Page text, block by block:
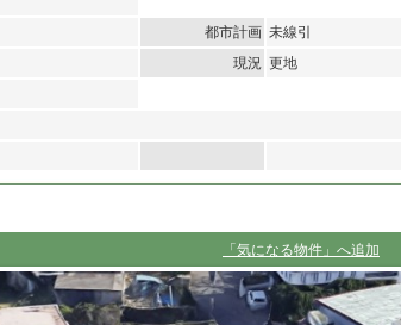
都市計画 未線引
現況 更地
「気になる物件」へ追加